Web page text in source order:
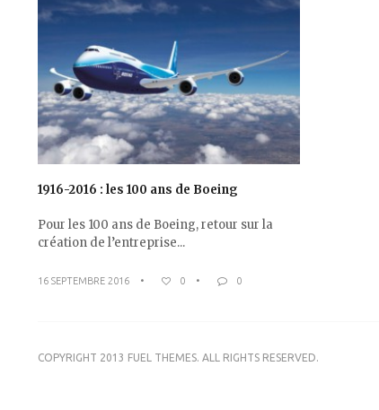
1916-2016 : les 100 ans de Boeing
Pour les 100 ans de Boeing, retour sur la
création de l’entreprise...
16 SEPTEMBRE 2016 • 0 • 0
COPYRIGHT 2013 FUEL THEMES. ALL RIGHTS RESERVED.